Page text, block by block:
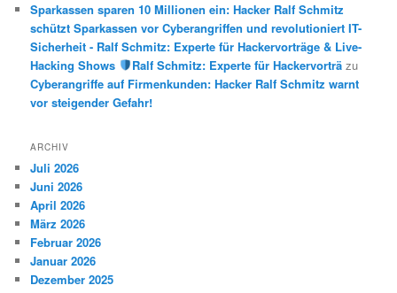
Sparkassen sparen 10 Millionen ein: Hacker Ralf Schmitz
schützt Sparkassen vor Cyberangriffen und revolutioniert IT-
Sicherheit - Ralf Schmitz: Experte für Hackervorträge & Live-
Hacking Shows
Ralf Schmitz: Experte für Hackervorträzu
Cyberangriffe auf Firmenkunden: Hacker Ralf Schmitz warnt
vor steigender Gefahr!
ARCHIV
Juli 2026
Juni 2026
April 2026
März 2026
Februar 2026
Januar 2026
Dezember 2025